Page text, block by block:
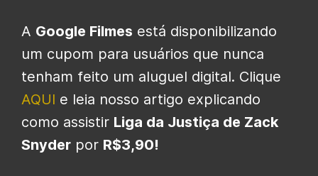
A Google Filmes está disponibilizando
um cupom para usuários que nunca
tenham feito um aluguel digital. Clique
AQUI e leia nosso artigo explicando
como assistir Liga da Justiça de Zack
Snyder por R$3,90!